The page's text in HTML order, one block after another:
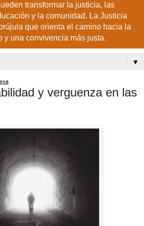
transformar la justicia, las
y la comunidad. La Justicia
que orienta el camino hacia la
y una convivencia más justa.
▼
y verguenza en las